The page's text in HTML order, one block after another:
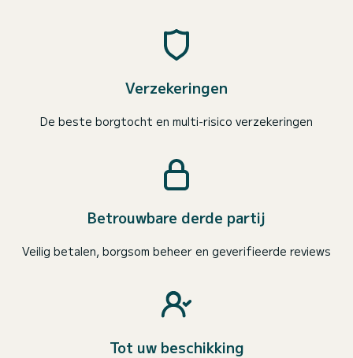
Verzekeringen
De beste borgtocht en multi-risico verzekeringen
Betrouwbare derde partij
Veilig betalen, borgsom beheer en geverifieerde reviews
Tot uw beschikking